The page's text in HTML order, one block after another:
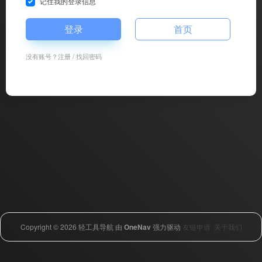
登录 首页
没有账号？注册/找回密码
Copyright © 2026 轻工具导航 由 OneNav强力驱动 友链申请 关于我们